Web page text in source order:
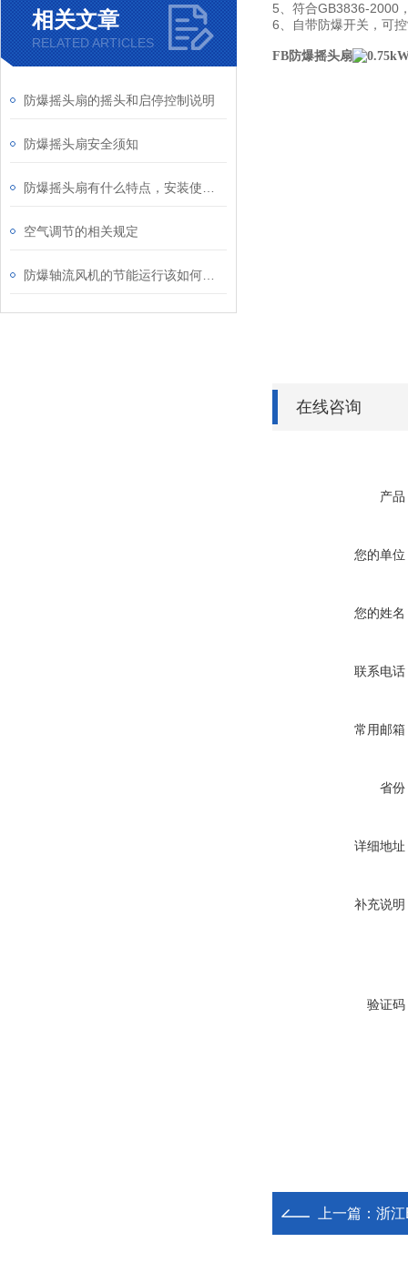
相关文章
RELATED ARTICLES
防爆摇头扇的摇头和启停控制说明
防爆摇头扇安全须知
空气调节的相关规定
5、符合GB3836-2000
6、自带防爆开关，可
FB防爆摇头扇
在线咨询
产品
您的单位
您的姓名
联系电话
常用邮箱
省份
详细地址
补充说明
验证码
上一篇： 浙